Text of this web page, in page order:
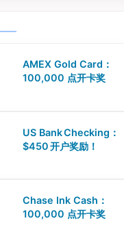
AMEX Gold Card：
100,000 点开卡奖
US Bank Checking：
$450 开户奖励！
Chase Ink Cash：
100,000 点开卡奖